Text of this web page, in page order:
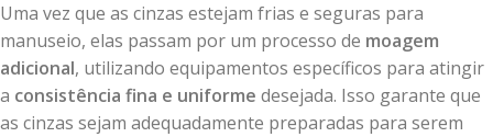
Uma vez que as cinzas estejam frias e seguras para
manuseio, elas passam por um processo de moagem
adicional, utilizando equipamentos específicos para atingir
a consistência fina e uniforme desejada. Isso garante que
as cinzas sejam adequadamente preparadas para serem